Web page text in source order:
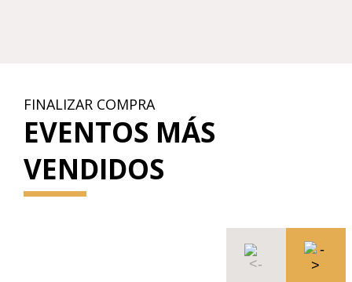
FINALIZAR COMPRA
EVENTOS MÁS
VENDIDOS